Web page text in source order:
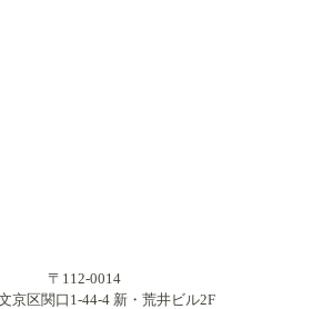
〒112-0014
京区関口1-44-4 新・荒井ビル2F